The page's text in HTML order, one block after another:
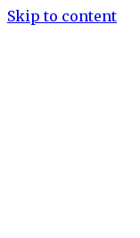
Skip to content